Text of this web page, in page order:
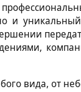
и
вида, от